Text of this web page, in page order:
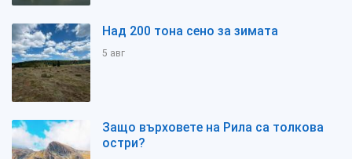
Над 200 тона сено за зимата
5 авг
Защо върховете на Рила са толкова
остри?